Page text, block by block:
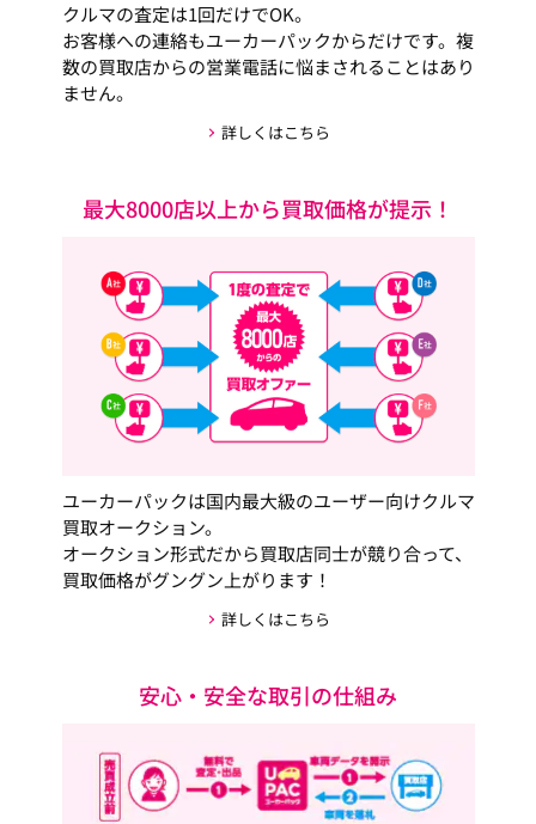
クルマの査定は1回だけでOK。
お客様への連絡もユーカーパックからだけです。複
数の買取店からの営業電話に悩まされることはあり
ません。
詳しくはこちら
最大8000店以上から買取価格が提示！
ユーカーパックは国内最大級のユーザー向けクルマ
買取オークション。
オークション形式だから買取店同士が競り合って、
買取価格がグングン上がります！
詳しくはこちら
安心・安全な取引の仕組み